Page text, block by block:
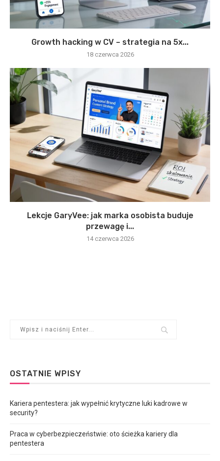
Growth hacking w CV – strategia na 5x...
18 czerwca 2026
Lekcje GaryVee: jak marka osobista buduje
przewagę i...
14 czerwca 2026
OSTATNIE WPISY
Kariera pentestera: jak wypełnić krytyczne luki kadrowe w
security?
Praca w cyberbezpieczeństwie: oto ścieżka kariery dla
pentestera